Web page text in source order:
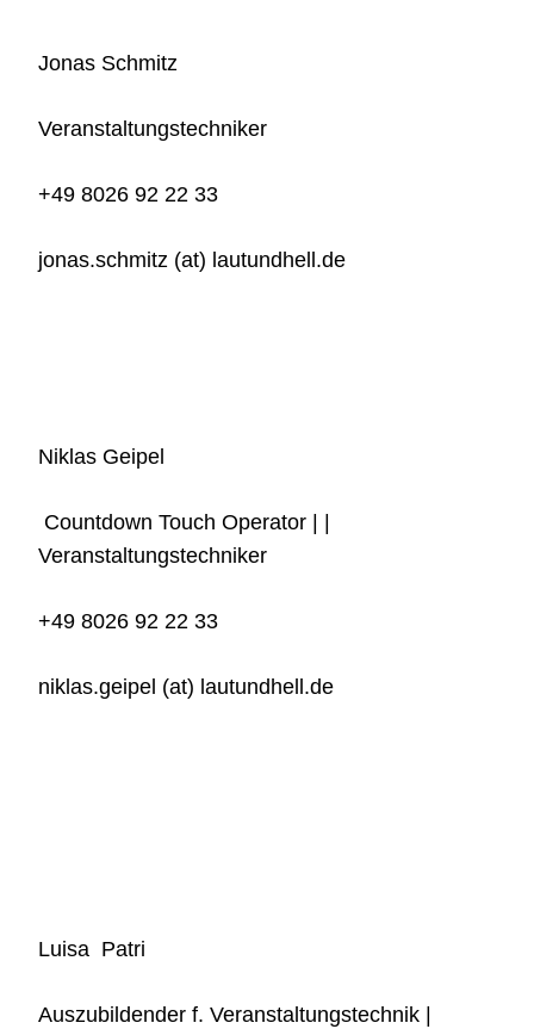
Jonas Schmitz
Veranstaltungstechniker
+49 8026 92 22 33
jonas.schmitz (at) lautundhell.de
Niklas Geipel
Countdown Touch Operator | |
Veranstaltungstechniker
+49 8026 92 22 33
niklas.geipel (at) lautundhell.de
Luisa Patri
Auszubildender f. Veranstaltungstechnik |